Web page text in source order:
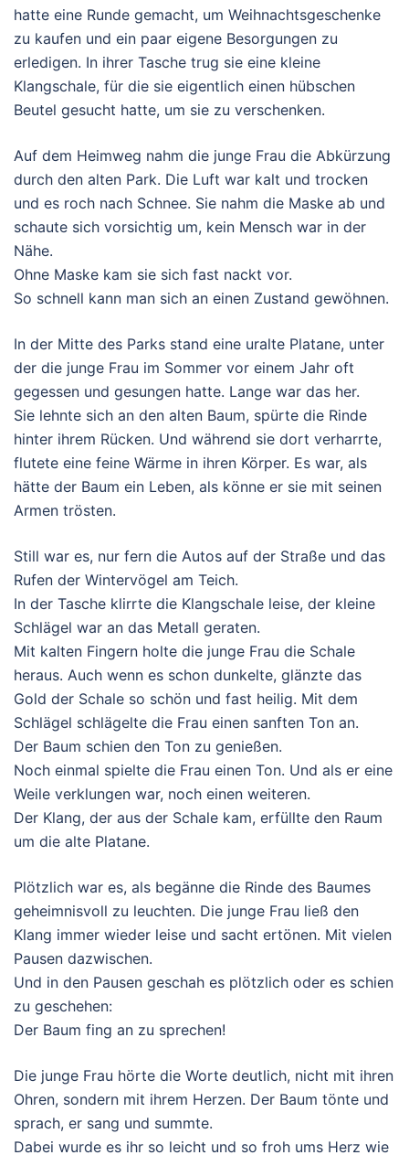
hatte eine Runde gemacht, um Weihnachtsgeschenke
zu kaufen und ein paar eigene Besorgungen zu
erledigen. In ihrer Tasche trug sie eine kleine
Klangschale, für die sie eigentlich einen hübschen
Beutel gesucht hatte, um sie zu verschenken.
Auf dem Heimweg nahm die junge Frau die Abkürzung
durch den alten Park. Die Luft war kalt und trocken
und es roch nach Schnee. Sie nahm die Maske ab und
schaute sich vorsichtig um, kein Mensch war in der
Nähe.
Ohne Maske kam sie sich fast nackt vor.
So schnell kann man sich an einen Zustand gewöhnen.
In der Mitte des Parks stand eine uralte Platane, unter
der die junge Frau im Sommer vor einem Jahr oft
gegessen und gesungen hatte. Lange war das her.
Sie lehnte sich an den alten Baum, spürte die Rinde
hinter ihrem Rücken. Und während sie dort verharrte,
flutete eine feine Wärme in ihren Körper. Es war, als
hätte der Baum ein Leben, als könne er sie mit seinen
Armen trösten.
Still war es, nur fern die Autos auf der Straße und das
Rufen der Wintervögel am Teich.
In der Tasche klirrte die Klangschale leise, der kleine
Schlägel war an das Metall geraten.
Mit kalten Fingern holte die junge Frau die Schale
heraus. Auch wenn es schon dunkelte, glänzte das
Gold der Schale so schön und fast heilig. Mit dem
Schlägel schlägelte die Frau einen sanften Ton an.
Der Baum schien den Ton zu genießen.
Noch einmal spielte die Frau einen Ton. Und als er eine
Weile verklungen war, noch einen weiteren.
Der Klang, der aus der Schale kam, erfüllte den Raum
um die alte Platane.
Plötzlich war es, als begänne die Rinde des Baumes
geheimnisvoll zu leuchten. Die junge Frau ließ den
Klang immer wieder leise und sacht ertönen. Mit vielen
Pausen dazwischen.
Und in den Pausen geschah es plötzlich oder es schien
zu geschehen:
Der Baum fing an zu sprechen!
Die junge Frau hörte die Worte deutlich, nicht mit ihren
Ohren, sondern mit ihrem Herzen. Der Baum tönte und
sprach, er sang und summte.
Dabei wurde es ihr so leicht und so froh ums Herz wie